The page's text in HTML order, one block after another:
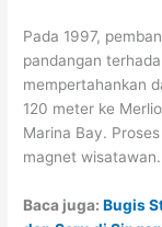
Pada 1997,
pandangan
mempertahankan
120 meter ke
Marina Bay.
magnet wisatawan.
Baca juga:Bugis